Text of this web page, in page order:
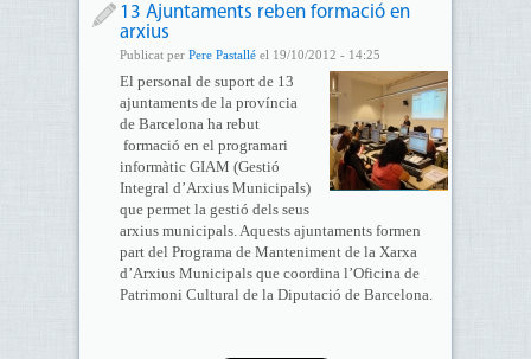
13 Ajuntaments reben formació en
arxius
Publicat per Pere Pastalléel 19/10/2012 - 14:25
El personal de suport de 13
ajuntaments de la província
de Barcelona ha rebut
formació en el programari
informàtic GIAM (Gestió
Integral d’Arxius Municipals)
que permet la gestió dels seus
arxius municipals. Aquests ajuntaments formen
part del Programa de Manteniment de la Xarxa
d’Arxius Municipals que coordina l’Oficina de
Patrimoni Cultural de la Diputació de Barcelona.